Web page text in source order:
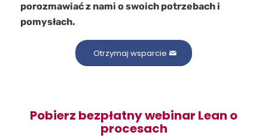
porozmawiać z nami o swoich potrzebach i
pomysłach.
Otrzymaj wsparcie
Pobierz bezpłatny webinar Lean o
procesach